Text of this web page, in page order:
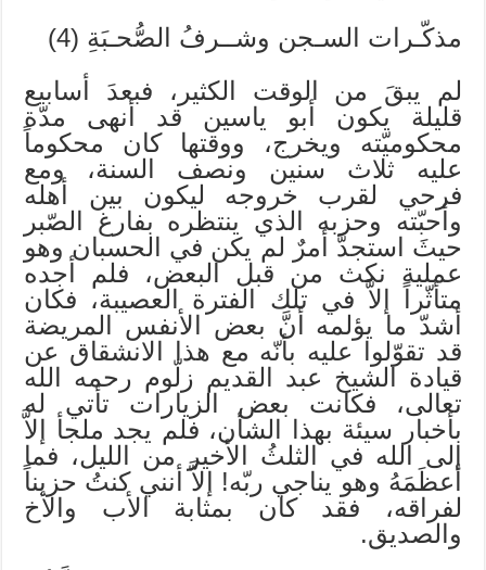
مذكّـرات السـجن وشــرفُ الصُّحـبَةِ (4)
لم يبقَ من الوقت الكثير، فبعدَ أسابيع
قليلة يكون أبو ياسين قد أنهى مدّة
محكوميّته ويخرج، ووقتها كان محكوماً
عليه ثلاث سنين ونصف السنة، ومع
فرحي لقرب خروجه ليكون بين أهله
وأحبّته وحزبه الذي ينتظره بفارغ الصّبر
حيثَ استجدَّ أمرٌ لم يكن في الحسبان وهو
عملية نكث من قبل البعض، فلم أجده
متأثّراً إلاَّ في تلك الفترة العصيبة، فكان
أشدّ ما يؤلمه أنَّ بعض الأنفس المريضة
قد تقوّلوا عليه بأنّه مع هذا الانشقاق عن
قيادة الشيخ عبد القديم زلّوم رحمه الله
تعالى، فكانت بعض الزيارات تأتي له
بأخبار سيئة بهذا الشأن، فلم يجد ملجأ إلاَّ
إلى الله في الثلثُ الأخير من الليل، فما
أعظَمَهُ وهو يناجي ربّه! إلاَّ أنني كنتُ حزيناً
لفراقه، فقد كان بمثابة الأب والأخ
والصديق.